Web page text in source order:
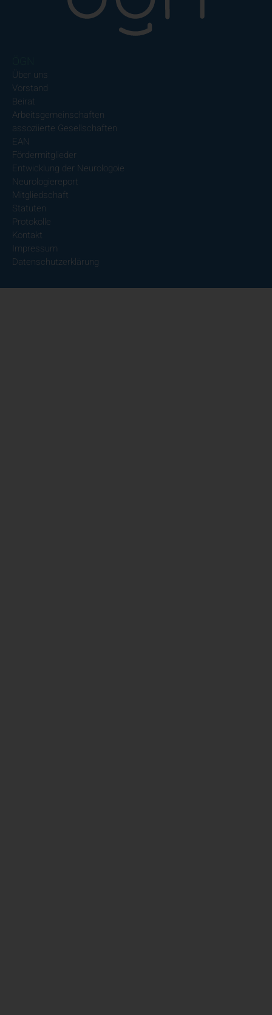
Über uns
Vorstand
Beirat
Arbeitsgemeinschaften
assoziierte Gesellschaften
EAN
Fördermitglieder
Entwicklung der Neurologoie
Neurologiereport
Mitgliedschaft
Statuten
Protokolle
Kontakt
Impressum
Datenschutzerklärung